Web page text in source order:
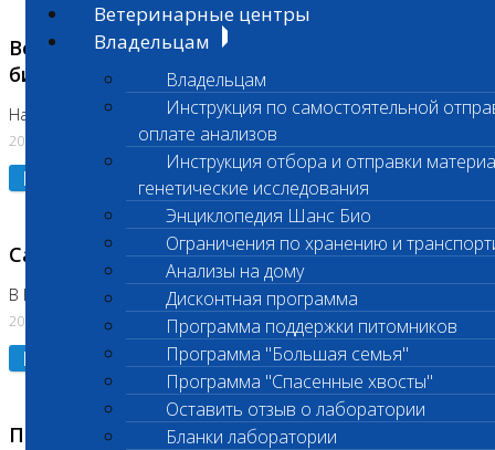
Ветеринарные центры
Владельцам
Владельцам
Инструкция по самостоятельной
оплате анализов
Инструкция отбора и отправки
генетические исследования
Энциклопедия Шанс Био
Ограничения по хранению и
Анализы на дому
Дисконтная программа
Программа поддержки питомников
Программа "Большая семья"
Программа "Спасенные хвосты"
Оставить отзыв о лаборатории
Бланки лаборатории
Возобновлено выполнение срочных
биохимических исследований
На Нагорной
20.07.2026
Подробнее
Санитарный день
В Коломне 20.07.2026
20.07.2026
Подробнее
Приостановлено выполнение исследования